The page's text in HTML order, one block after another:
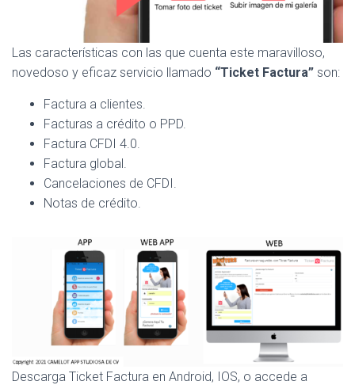
Las características con las que cuenta este maravilloso,
novedoso y eficaz servicio llamado “Ticket Factura” son:
Factura a clientes.
Facturas a crédito o PPD.
Factura CFDI 4.0.
Factura global.
Cancelaciones de CFDI.
Notas de crédito.
Descarga Ticket Factura en Android, IOS, o accede a